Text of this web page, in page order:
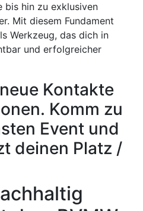
bis hin zu exklusiven
Mit diesem Fundament
Werkzeug, das dich in
und erfolgreicher
Kontakte
Komm zu
Event und
deinen Platz /